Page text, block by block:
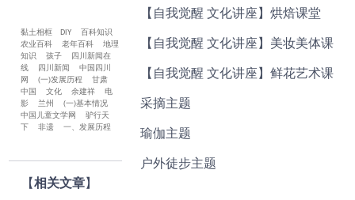
黏土相框 DIY
百科知识
农业百科
老年百科
地理
知识
孩子
四川新闻在
线
四川新闻
中国四川
网
(一)发展历程
甘肃
中国
文化 余建祥
电
影
兰州
(一)基本情况
中国儿童文学网
驴行天
下
非遗 一、发展历程
【相关文章】
【自我觉醒 文化讲座】烘焙课堂
【自我觉醒 文化讲座】美妆美体课
【自我觉醒 文化讲座】鲜花艺术课
采摘主题
瑜伽主题
户外徒步主题